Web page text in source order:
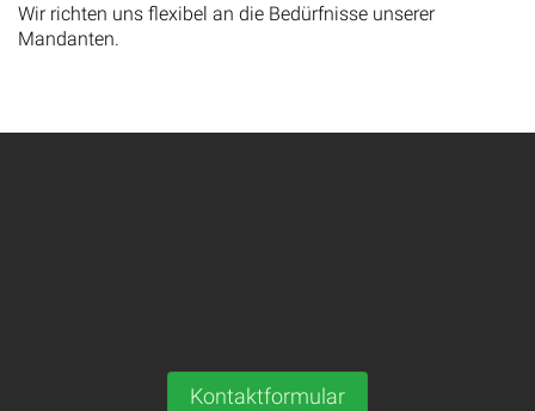
Wir richten uns flexibel an die Bedürfnisse unserer
Mandanten.
Kontaktformular